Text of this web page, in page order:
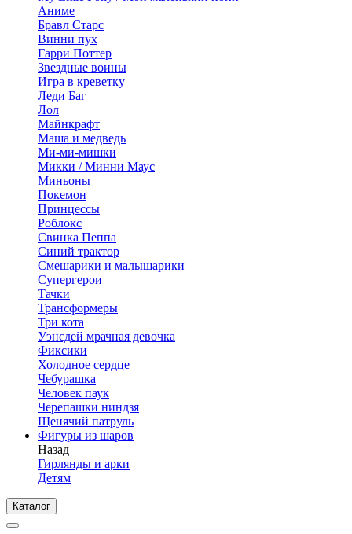
Аниме
Бравл Старс
Винни пух
Гарри Поттер
Звездные воины
Игра в креветку
Леди Баг
Лол
Майнкрафт
Маша и медведь
Ми-ми-мишки
Микки / Минни Маус
Миньоны
Покемон
Принцессы
Роблокс
Свинка Пеппа
Синий трактор
Смешарики и малышарики
Супергерои
Тачки
Трансформеры
Три кота
Уэнсдей мрачная девочка
Фиксики
Холодное сердце
Чебурашка
Человек паук
Черепашки ниндзя
Щенячий патруль
Фигуры из шаров
Назад
Гирлянды и арки
Детям
Каталог